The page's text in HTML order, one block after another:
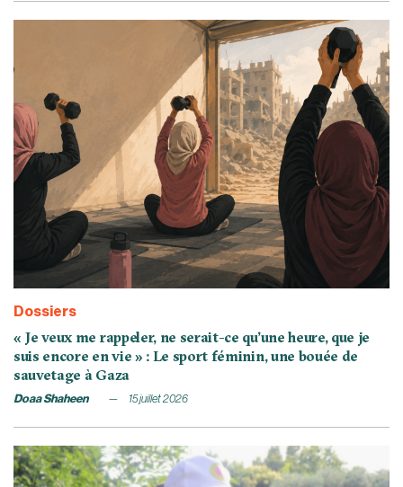
Dossiers
« Je veux me rappeler, ne serait-ce qu’une heure, que je
suis encore en vie » : Le sport féminin, une bouée de
sauvetage à Gaza
Doaa Shaheen 15 juillet 2026